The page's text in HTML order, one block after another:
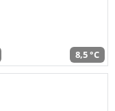
8,5 °C